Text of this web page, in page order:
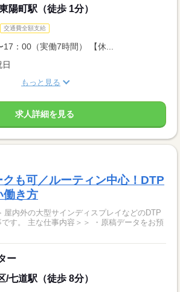
陽町駅（徒歩 1分）
交通費全額支給
17：00（実働7時間） 【休...
もっと見る
求人詳細を見る
も可／ルーティン中心！DTP
働き方
データをお預
ー
/七道駅（徒歩 8分）